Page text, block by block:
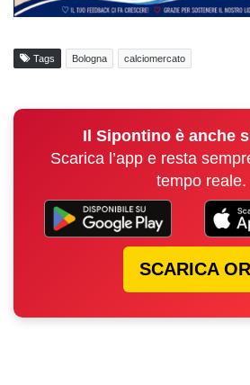
Tags Bologna calciomercato
Il Sipontino è anche
Scarica l’app e resta
tempo reale.
SCARICA